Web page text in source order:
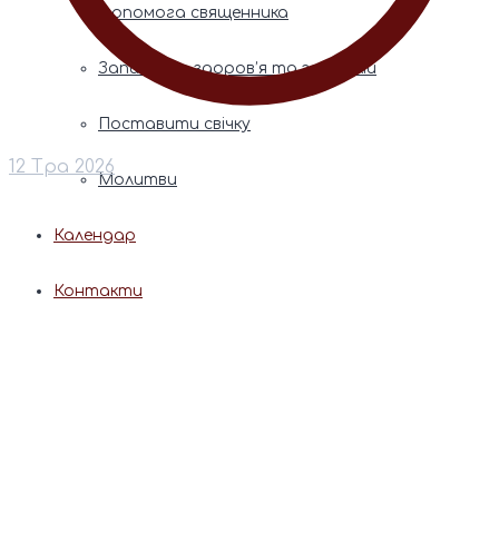
Допомога священника
Записки за здоров’я та за упокій
Поставити свічку
Молитви
Календар
Контакти
12 Тра 2026